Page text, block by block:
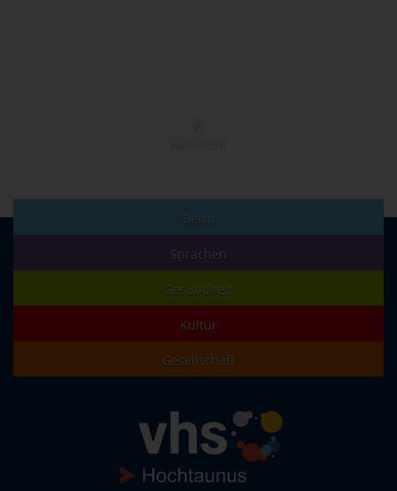
Beruf
Sprachen
Gesundheit
Kultur
Gesellschaft